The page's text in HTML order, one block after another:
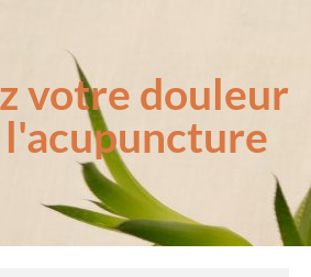
votre douleur
l'acupuncture